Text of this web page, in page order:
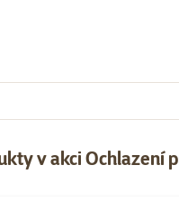
v akci Ochlazení